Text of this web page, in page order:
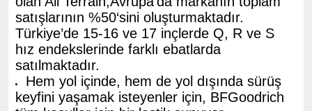
satışlarının %50‘sini oluşturmaktadır.
Türkiye’de 15-16 ve 17 inçlerde Q, R ve S
hız endekslerinde farklı ebatlarda
satılmaktadır.
Hem yol içinde, hem de yol dışında sürüş
keyfini yaşamak isteyenler için, BFGoodrich